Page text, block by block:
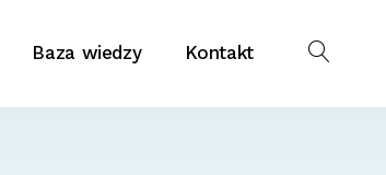
Baza wiedzy Kontakt